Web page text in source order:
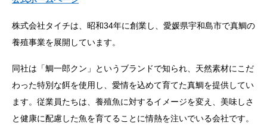
株式会社タイチは、昭和34年に創業し、愛媛県宇和島市で真鯛の
養殖事業を展開しています。
同社は「鯛一郎クン」というブランドで知られ、天然素材にこだ
わった特別な餌を使用し、愛情を込めて育てた真鯛を提供してい
ます。従業員たちは、養殖魚に対するイメージを変え、美味しさ
と健康に配慮した魚を育てることに情熱を注いでいる会社です。